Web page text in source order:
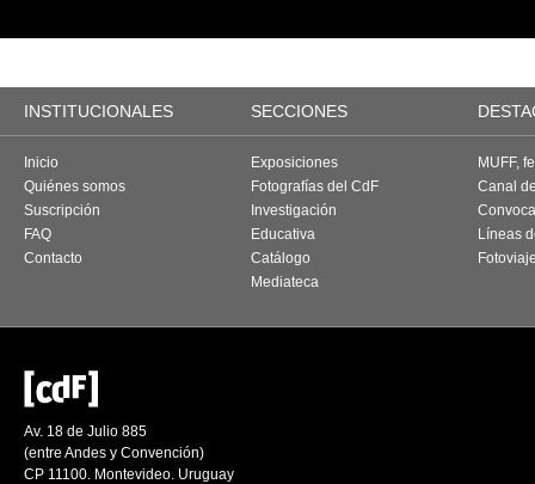
INSTITUCIONALES SECCIONES
Inicio
Quiénes somos
Suscripción
FAQ
Contacto
Exposiciones
Fotografías del CdF
Investigación
Educativa
Catálogo
Mediateca
MUFF,
Canal
Líneas
Av. 18 de Julio 885
(entre Andes y Convención)
CP 11100. Montevideo. Uruguay